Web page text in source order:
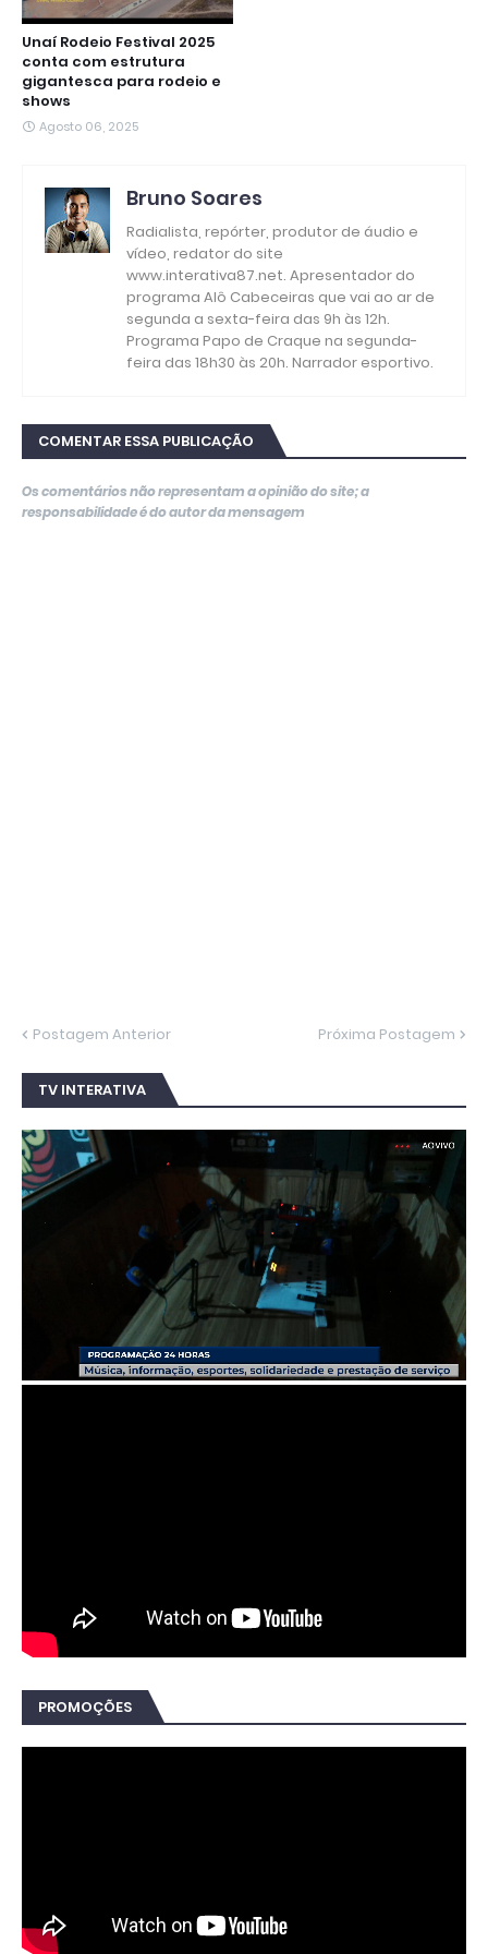
Unaí Rodeio Festival 2025
conta com estrutura
gigantesca para rodeio e
shows
Agosto 06, 2025
Bruno Soares
Radialista, repórter, produtor de áudio e
vídeo, redator do site
www.interativa87.net. Apresentador do
programa Alô Cabeceiras que vai ao ar de
segunda a sexta-feira das 9h às 12h.
Programa Papo de Craque na segunda-
feira das 18h30 às 20h. Narrador esportivo.
COMENTAR ESSA PUBLICAÇÃO
Os comentários não representam a opinião do site; a
responsabilidade é do autor da mensagem
Postagem Anterior Próxima Postagem
TV INTERATIVA
PROMOÇÕES